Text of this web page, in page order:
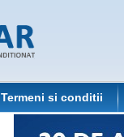
Termeni si conditii